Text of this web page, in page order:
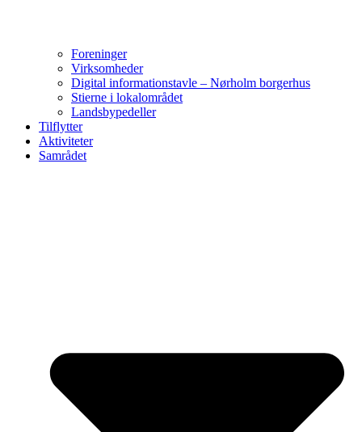
Foreninger
Virksomheder
Digital informationstavle – Nørholm borgerhus
Stierne i lokalområdet
Landsbypedeller
Tilflytter
Aktiviteter
Samrådet